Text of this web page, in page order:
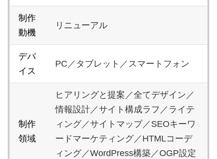
制作
動機
リニューアル
デバ
イス
PC／タブレット／スマートフォン
制作
領域
ヒアリングと提案／全てデザイン／
情報設計／サイト構成ラフ／ライテ
ィング／サイトマップ／SEOキーワ
ードマーケティング／HTMLコーデ
ィング／WordPress構築／OGP設定